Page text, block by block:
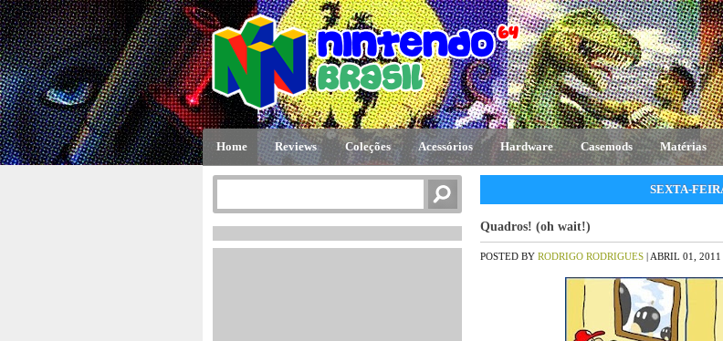
Home Reviews Coleções Acessórios Hardware Casemods Matérias
SEXTA-
Quadros! (oh wait!)
POSTED BY RODRIGO RODRIGUES | ABRIL 01, 2011